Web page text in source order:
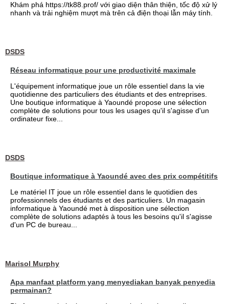
Khám phá https://tk88.prof/ với giao diện thân thiện, tốc độ xử lý
nhanh và trải nghiệm mượt mà trên cả điện thoại lẫn máy tính.
DSDS
Réseau informatique pour une productivité maximale
L'équipement informatique joue un rôle essentiel dans la vie
quotidienne des particuliers des étudiants et des entreprises.
Une boutique informatique à Yaoundé propose une sélection
complète de solutions pour tous les usages qu'il s'agisse d'un
ordinateur fixe...
DSDS
Boutique informatique à Yaoundé avec des prix compétitifs
Le matériel IT joue un rôle essentiel dans le quotidien des
professionnels des étudiants et des particuliers. Un magasin
informatique à Yaoundé met à disposition une sélection
complète de solutions adaptés à tous les besoins qu'il s'agisse
d'un PC de bureau...
Marisol Murphy
Apa manfaat platform yang menyediakan banyak penyedia
permainan?